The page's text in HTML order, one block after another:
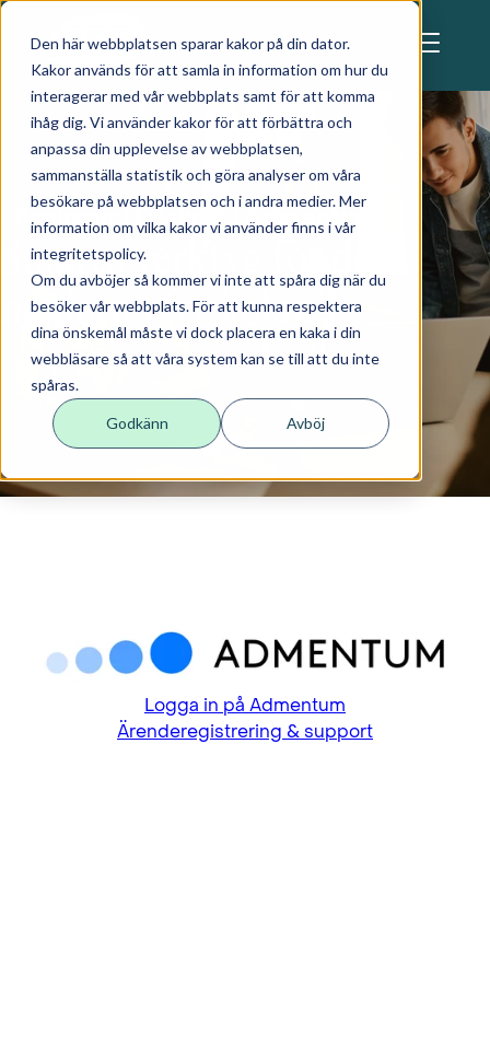
Den här webbplatsen sparar kakor på din dator.
Kakor används för att samla in information om hur du
interagerar med vår webbplats samt för att komma
ihåg dig. Vi använder kakor för att förbättra och
anpassa din upplevelse av webbplatsen,
sammanställa statistik och göra analyser om våra
besökare på webbplatsen och i andra medier. Mer
information om vilka kakor vi använder finns i vår
integritetspolicy.
Om du avböjer så kommer vi inte att spåra dig när du
besöker vår webbplats. För att kunna respektera
dina önskemål måste vi dock placera en kaka i din
webbläsare så att våra system kan se till att du inte
spåras.
Godkänn Avböj
Skip to main content
Lösningar | Friskola | Admentum
Smarta verktyg för den
moderna friskolan
Boka demoPrata med säljare
Logga in på Admentum
Ärenderegistrering & support